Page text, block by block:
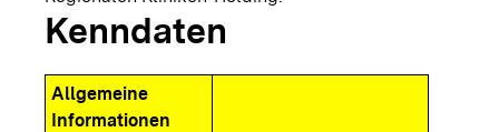
Kenndaten
Allgemeine
Informationen